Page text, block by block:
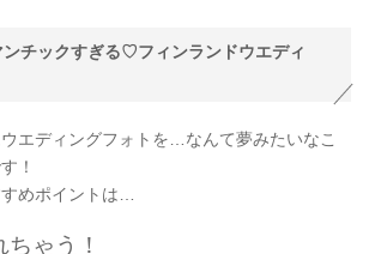
ンチックすぎる♡フィンランドウエディ
エディングフォトを…なんて夢みたいなこ
！
めポイントは…
ゃう！